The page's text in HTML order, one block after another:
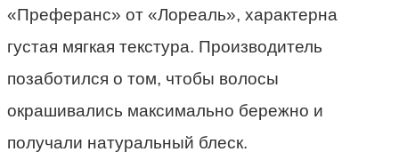
«Преферанс» от «Лореаль», характерна
густая мягкая текстура. Производитель
позаботился о том, чтобы волосы
окрашивались максимально бережно и
получали натуральный блеск.